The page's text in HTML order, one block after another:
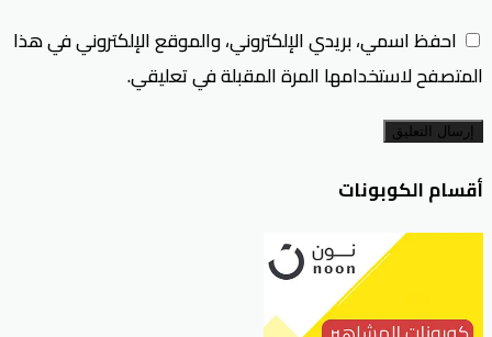
احفظ اسمي، بريدي الإلكتروني، والموقع الإلكتروني في هذا
المتصفح لاستخدامها المرة المقبلة في تعليقي.
إرسال التعليق
أقسام الكوبونات